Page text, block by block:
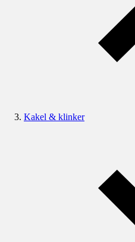
Kakel & klinker